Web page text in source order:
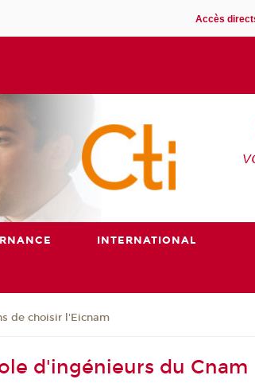
Accès
INTERNATIONAL
de choisir l'Eicnam
d'ingénieurs du Cnam